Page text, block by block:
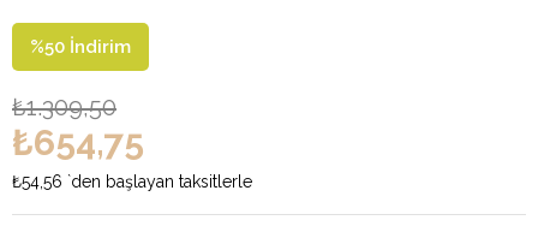
%50 İndirim
₺1.309,50
₺654,75
₺54,56 `den başlayan taksitlerle